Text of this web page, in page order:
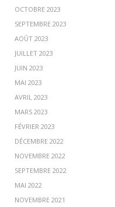
OCTOBRE 2023
SEPTEMBRE 2023
AOÛT 2023
JUILLET 2023
JUIN 2023
MAI 2023
AVRIL 2023
MARS 2023
FÉVRIER 2023
DÉCEMBRE 2022
NOVEMBRE 2022
SEPTEMBRE 2022
MAI 2022
NOVEMBRE 2021